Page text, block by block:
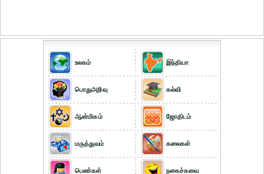
உலகம்
பொதுஅறிவு
ஆன்மிகம்
மருத்துவம்
பெண்கள்
இந்தியா
கல்வி
ஜோதிடம்
கலைகள்
நகைச்சுவை